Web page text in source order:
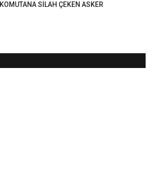
KOMUTANA SİLAH ÇEKEN ASKER